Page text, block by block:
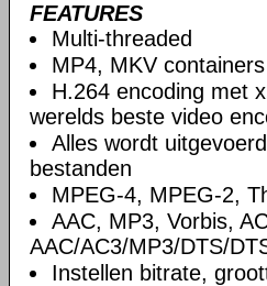
FEATURES
Multi-threaded
MP4, MKV containers
H.264 encoding met
werelds beste video
Alles wordt
bestanden
MPEG-4, MPEG-2,
AAC, MP3, Vorbis,
AAC/AC3/MP3/DTS/
Instellen bitrate,